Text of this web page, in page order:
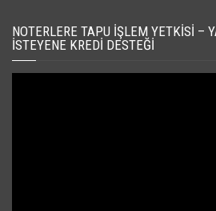
NOTERLERE TAPU İŞLEM YETKISI –
İSTEYENE KREDI DESTEĞI